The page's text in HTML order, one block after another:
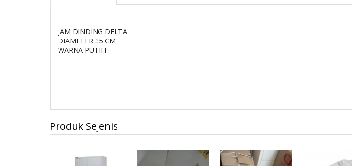
JAM DINDING DELTA
DIAMETER 35 CM
WARNA PUTIH
Produk Sejenis